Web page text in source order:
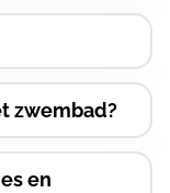
de reguliere
onze
zwembad?
in onze
van de
en